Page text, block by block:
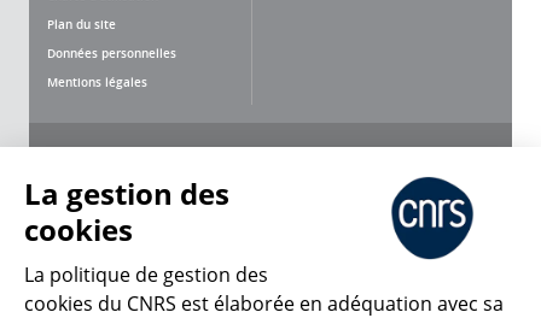
Plan du site
Données personnelles
Mentions légales
La gestion des
cookies
La politique de gestion des
cookies du CNRS est élaborée en adéquation avec sa